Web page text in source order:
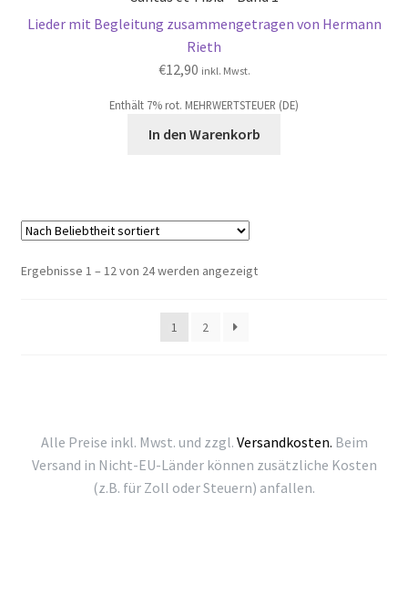
Lieder mit Begleitung zusammengetragen von Hermann
Rieth
€12,90 inkl. Mwst.
Enthält 7% rot. MEHRWERTSTEUER (DE)
In den Warenkorb
Ergebnisse 1 – 12 von 24 werden angezeigtNach
1
2
Alle Preise inkl. Mwst. und zzgl. Versandkosten. Beim
Versand in Nicht-EU-Länder können zusätzliche Kosten
(z.B. für Zoll oder Steuern) anfallen.